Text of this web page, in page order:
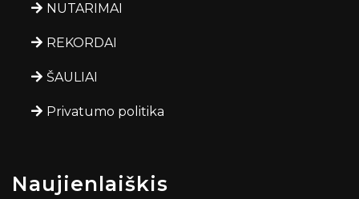
NUTARIMAI
REKORDAI
ŠAULIAI
Privatumo politika
Naujienlaiškis